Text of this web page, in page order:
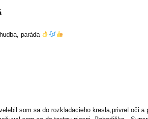
paráda
som sa do rozkladacieho kresla,privrel oči a